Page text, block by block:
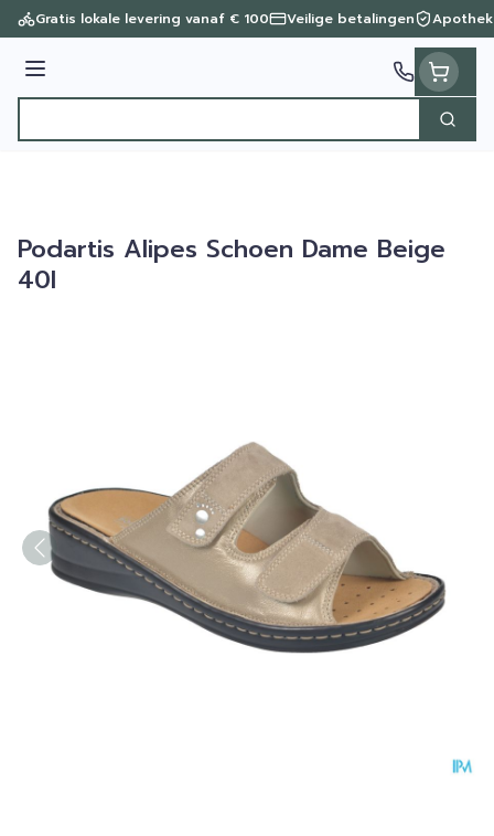
Ga naar de inhoud
Gratis lokale levering vanaf € 100 Veilige betalingen
Menu
Zoek
Podartis Alipes Schoen Dame Beige
40l